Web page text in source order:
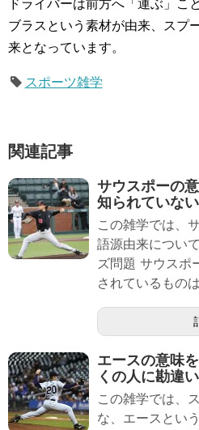
ドライバーは前方へ「運ぶ」こ
ブラスという素材が由来、スプ
来となっています。
スポーツ雑学
関連記事
サウスポーの
知られていな
この雑学では、
語源由来につい
ズ問題 サウスポ
されているもの
エースの意味
くの人に勘違
この雑学では、
な、エースとい